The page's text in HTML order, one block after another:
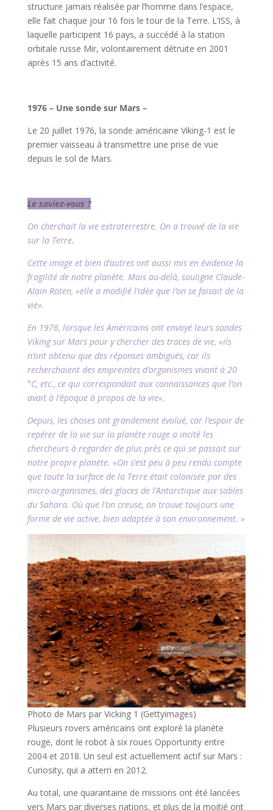
structure jamais réalisée par l’homme dans l’espace,
elle fait chaque jour 16 fois le tour de la Terre. L’ISS, à
laquelle participent 16 pays, a succédé à la station
orbitale russe Mir, volontairement détruite en 2001
après 15 ans d’activité.
1976 – Une sonde sur Mars –
Le 20 juillet 1976, la sonde américaine Viking-1 est le
premier vaisseau à transmettre une prise de vue
depuis le sol de Mars.
Le saviez-vous ?
On cherchait la vie extraterrestre. On a trouvé de la vie
sur la Terre.
Cette image et bien d’autres ont aussi mis en évidence la
fragilité de notre planète. Mais au-delà, souligne Claude-
Alain Roten, «elle a modifié l’idée que l’on se faisait de la
vie».
En 1976, lorsque les Américains ont envoyé leurs sondes
Viking sur Mars pour y chercher des traces de vie, «ils
n’ont obtenu que des réponses ambiguës, car ils
recherchaient des empreintes d’organismes vivant à 20
°C, etc., ce qui correspondait aux connaissances que l’on
avait à l’époque à propos de la vie».
Depuis, les choses ont grandement évolué, car l’espoir de
repérer de la vie sur la planète rouge a incité les
chercheurs à regarder de plus près ce qui se passait sur
notre propre planète. «On s’est peu à peu rendu compte
que toute la surface de la Terre était colonisée par des
micro-organismes, des glaces de l’Antarctique aux sables
du Sahara. Où que l’on creuse, on trouve toujours une
forme de vie active, bien adaptée à son environnement. »
Photo de Mars par Vicking 1 (Gettyimages)
Plusieurs rovers américains ont exploré la planète
rouge, dont le robot à six roues Opportunity entre
2004 et 2018. Un seul est actuellement actif sur Mars :
Curiosity, qui a atterri en 2012.
Au total, une quarantaine de missions ont été lancées
vers Mars par diverses nations, et plus de la moitié ont